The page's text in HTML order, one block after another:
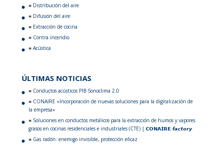
Distribución del aire
Difusión del aire
Extracción de cocina
Contra incendio
Acústica
ÚLTIMAS NOTICIAS
Conductos acústicos PIB Sonoclima 2.0
CONAIRE «Incorporación de nuevas soluciones para la digitalización de
la empresa»
Soluciones en conductos metálicos para la extracción de humos y vapores
grasos en cocinas residenciales e industriales (CTE) | 𝗖𝗢𝗡𝗔𝗜𝗥𝗘 𝙛𝙖𝙘𝙩𝙤𝙧𝙮
Gas radón: enemigo invisible, protección eficaz